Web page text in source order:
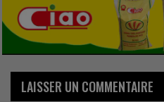
LAISSER UN COMMENTAIRE